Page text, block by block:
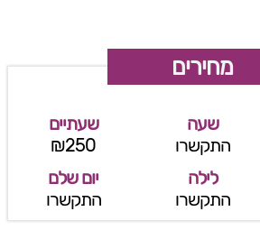
מחירים
שעה
התקשרו
שעתיים
₪250
לילה
התקשרו
יום שלם
התקשרו